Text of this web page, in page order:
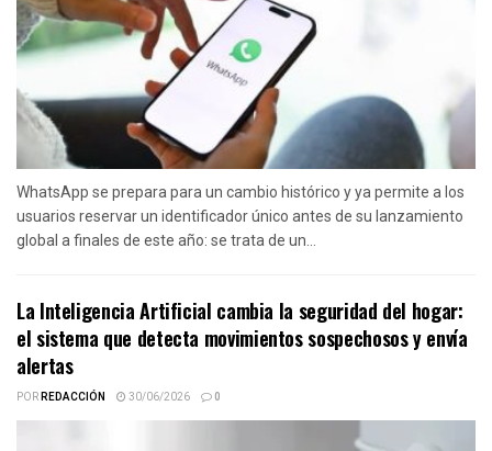
WhatsApp se prepara para un cambio histórico y ya permite a los
usuarios reservar un identificador único antes de su lanzamiento
global a finales de este año: se trata de un...
La Inteligencia Artificial cambia la seguridad del hogar:
el sistema que detecta movimientos sospechosos y envía
alertas
PORREDACCIÓN 30/06/2026 0